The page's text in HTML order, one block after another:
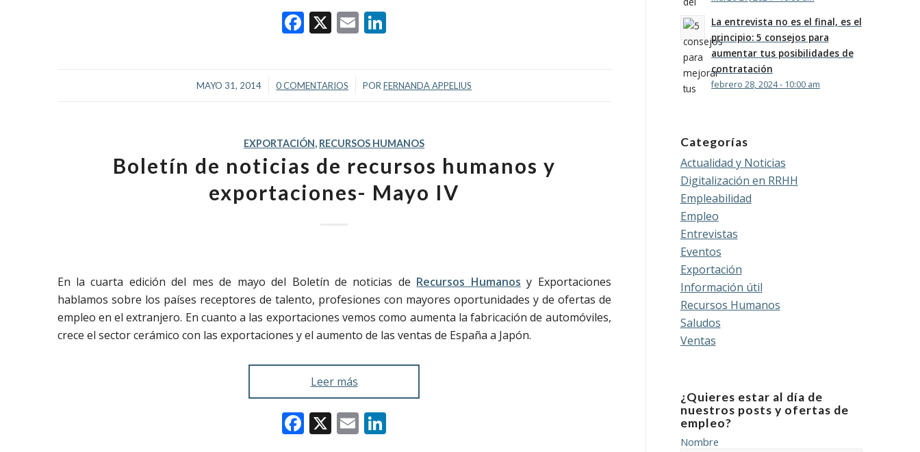
Facebook
X Email
MAYO 31, 2014
/ 0 COMENTARIOS
/ PORFERNANDA APPELIUS
EXPORTACIÓN, RECURSOS HUMANOS
Boletín de noticias de recursos humanos y
exportaciones- Mayo IV
En la cuarta edición del mes de mayo del Boletín de noticias de Recursos Humanos y Exportaciones
hablamos sobre los países receptores de talento, profesiones con mayores oportunidades y de ofertas de
empleo en el extranjero. En cuanto a las exportaciones vemos como aumenta la fabricación de automóviles,
crece el sector cerámico con las exportaciones y el aumento de las ventas de España a Japón.
Leer más
Facebook
X Email
La entrevista no es el final, es el
principio: 5 consejos para
aumentar tus posibilidades de
contratación
febrero 28, 2024 - 10:00 am
Categorías
Actualidad y Noticias
Digitalización en RRHH
Empleabilidad
Empleo
Entrevistas
Eventos
Exportación
Información útil
Recursos Humanos
Saludos
Ventas
¿Quieres estar al día de
nuestros posts y ofertas de
empleo?
Nombre